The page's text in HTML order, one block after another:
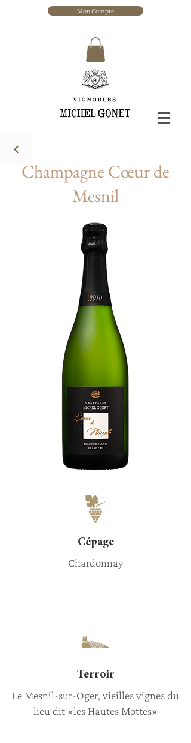
Mon Compte
Champagne Cœur de
Mesnil
Cépage
Chardonnay
Terroir
Le Mesnil-sur-Oger, vieilles vignes du
lieu dit «les Hautes Mottes»